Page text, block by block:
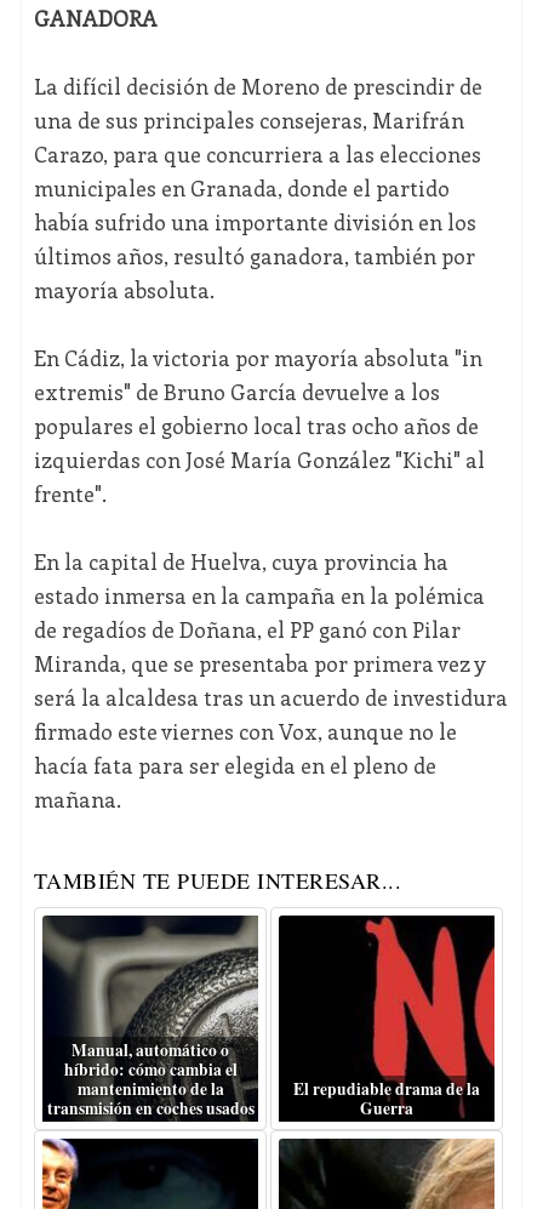
GANADORA
La difícil decisión de Moreno de prescindir de
una de sus principales consejeras, Marifrán
Carazo, para que concurriera a las elecciones
municipales en Granada, donde el partido
había sufrido una importante división en los
últimos años, resultó ganadora, también por
mayoría absoluta.
En Cádiz, la victoria por mayoría absoluta "in
extremis" de Bruno García devuelve a los
populares el gobierno local tras ocho años de
izquierdas con José María González "Kichi" al
frente".
En la capital de Huelva, cuya provincia ha
estado inmersa en la campaña en la polémica
de regadíos de Doñana, el PP ganó con Pilar
Miranda, que se presentaba por primera vez y
será la alcaldesa tras un acuerdo de investidura
firmado este viernes con Vox, aunque no le
hacía fata para ser elegida en el pleno de
mañana.
TAMBIÉN TE PUEDE INTERESAR...
Manual, automático o
híbrido: cómo cambia el
mantenimiento de la
transmisión en coches usados
El repudiable drama de la
Guerra